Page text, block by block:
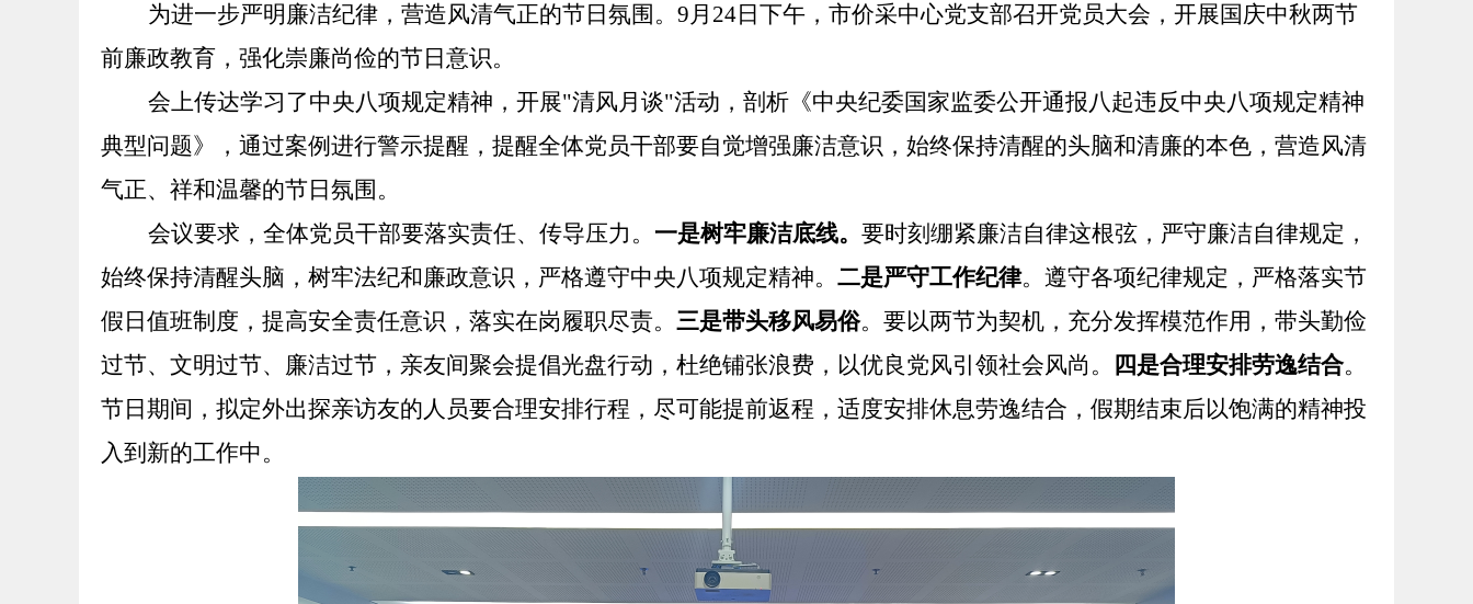
为进一步严明廉洁纪律，营造风清气正的节日氛围。 9月24日下午， 市价采中心党支部召开党员大会，开展国庆中秋两节
前廉政教育，强化崇廉尚俭的节日意识。
会上传达学习了中央八项规定精神，开展"清风月谈"活动，剖析《中央纪委国家监委公开通报八起违反中央八项规定精神
典型问题》，通过案例进行警示提醒，提醒全体党员干部要自觉增强廉洁意识，始终保持清醒的头脑和清廉的本色，营造风清
气正、祥和温馨的节日氛围。
会议要求，全体党员干部要落实责任、传导压力。 一是树牢廉洁底线。 要时刻绷紧廉洁自律这根弦，严守廉洁自律规定，
始终保持清醒头脑，树牢法纪和廉政意识，严格遵守中央八项规定精神。 二是严守工作纪律。遵守各项纪律规定，严格落实节
假日值班制度，提高安全责任意识，落实在岗履职尽责。 三是带头移风易俗。要以两节为契机，充分发挥模范作用，带头勤俭
过节、文明过节、廉洁过节，亲友间聚会提倡光盘行动，杜绝铺张浪费，以优良党风引领社会风尚。
四是合理安排劳逸结合。
节日期间，拟定外出探亲访友的人员要合理安排行程，尽可能提前返程，适度安排休息劳逸结合，假期结束后以饱满的精神投
入到新的工作中。